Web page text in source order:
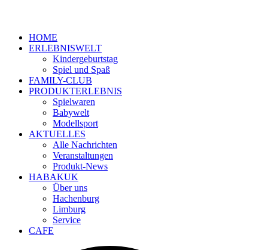
HOME
ERLEBNISWELT
Kindergeburtstag
Spiel und Spaß
FAMILY-CLUB
PRODUKTERLEBNIS
Spielwaren
Babywelt
Modellsport
AKTUELLES
Alle Nachrichten
Veranstaltungen
Produkt-News
HABAKUK
Über uns
Hachenburg
Limburg
Service
CAFE